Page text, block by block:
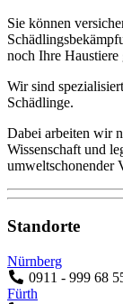
Sie können
noch Ihre Haustiere
Wir sind
Schädlinge.
Dabei arbeiten wir
Wissenschaft und
umweltschonender
Standorte
Nürnberg
0911 - 999 68
Fürth